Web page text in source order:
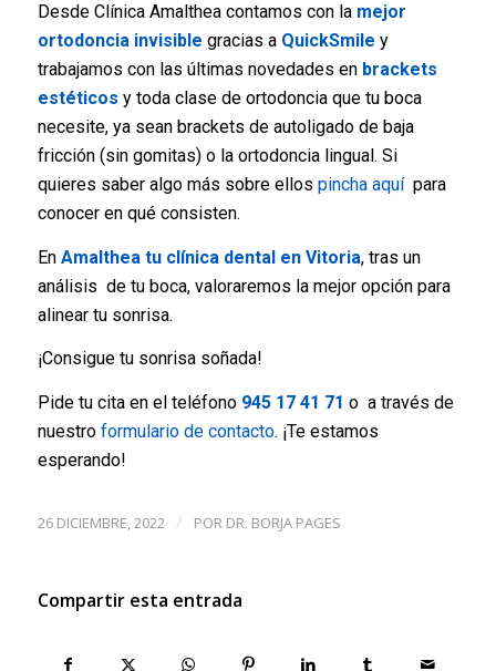
Desde Clínica Amalthea contamos con la mejor
ortodoncia invisible gracias a QuickSmile y
trabajamos con las últimas novedades en brackets
estéticos y toda clase de ortodoncia que tu boca
necesite, ya sean brackets de autoligado de baja
fricción (sin gomitas) o la ortodoncia lingual. Si
quieres saber algo más sobre ellos pincha aquípara
conocer en qué consisten.
En Amalthea tu clínica dental en Vitoria, tras un
análisis de tu boca, valoraremos la mejor opción para
alinear tu sonrisa.
¡Consigue tu sonrisa soñada!
Pide tu cita en el teléfono 945 17 41 71 o a través de
nuestro formulario de contacto. ¡Te estamos
esperando!
26 DICIEMBRE, 2022 / POR DR. BORJA PAGES
Compartir esta entrada